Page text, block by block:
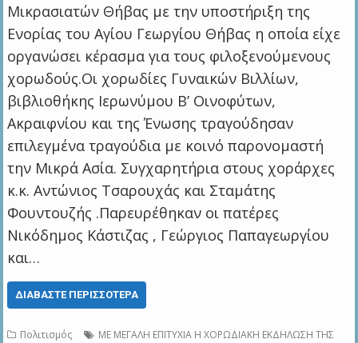
Μικρασιατών Θήβας με την υποστήριξη της
Ενορίας του Αγίου Γεωργίου Θήβας η οποία είχε
οργανώσει κέρασμα για τους φιλοξενούμενους
χορωδούς.Οι χορωδίες Γυναικών Βιλλίων,
βιβλιοθήκης Ιερωνύμου Β’ Οινοφύτων,
Ακραιφνίου και της Ένωσης τραγούδησαν
επιλεγμένα τραγούδια με κοινό παρονομαστή
την Μικρά Ασία. Συγχαρητήρια στους χοράρχες
κ.κ. Αντώνιος Τσαρουχάς και Σταμάτης
Φουντουζής .Παρευρέθηκαν οι πατέρες
Νικόδημος Κάστιζας , Γεώργιος Παπαγεωργίου
και…
ΔΙΑΒΆΣΤΕ ΠΕΡΙΣΣΌΤΕΡΑ
Πολιτισμός
ΜΕ ΜΕΓΑΛΗ ΕΠΙΤΥΧΙΑ Η ΧΟΡΩΔΙΑΚΗ ΕΚΔΗΛΩΣΗ ΤΗΣ